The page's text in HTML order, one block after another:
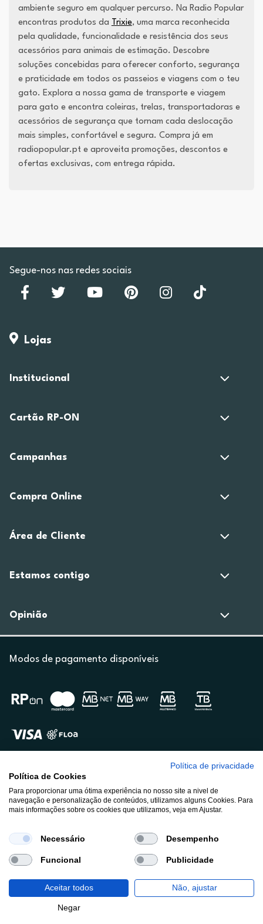
ambiente seguro em qualquer percurso. Na Radio Popular
encontras produtos da Trixie, uma marca reconhecida
pela qualidade, funcionalidade e resistência dos seus
acessórios para animais de estimação. Descobre
soluções concebidas para oferecer conforto, segurança
e praticidade em todos os passeios e viagens com o teu
gato. Explora a nossa gama de transporte e viagem
para gato e encontra coleiras, trelas, transportadoras e
acessórios de segurança que tornam cada deslocação
mais simples, confortável e segura. Compra já em
radiopopular.pt e aproveita promoções, descontos e
ofertas exclusivas, com entrega rápida.
Segue-nos nas redes sociais
Lojas
Institucional
Cartão RP-ON
Campanhas
Compra Online
Área de Cliente
Estamos contigo
Opinião
Modos de pagamento disponíveis
Certificado de segurança
Política de privacidade
Política de Cookies
Para proporcionar uma ótima experiência no nosso site a nivel de
navegação e personalização de conteúdos, utilizamos alguns Cookies. Para
mais informações sobre os cookies que utilizamos, veja em Ajustar.
Necessário Desempenho
Funcional Publicidade
Aceitar todos Não, ajustar
Negar